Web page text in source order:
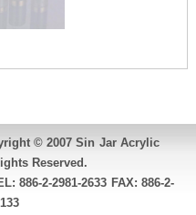
© 2007 Sin Jar Acrylic
Reserved.
886-2-2981-2633 FAX: 886-2-